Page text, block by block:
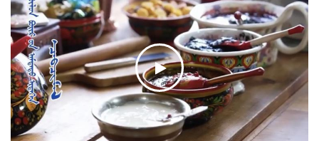
Өвөр Монголд дэлхийн анхны нүүрстөрөгчийн тэг
ялгаралттай онгоцны буудал байгуулагджээ
2026-07-28 12:50:20 70
Хятадын олон улсын импортын экспод 57 улс, олон
улсын гурван байгууллага оролцоно